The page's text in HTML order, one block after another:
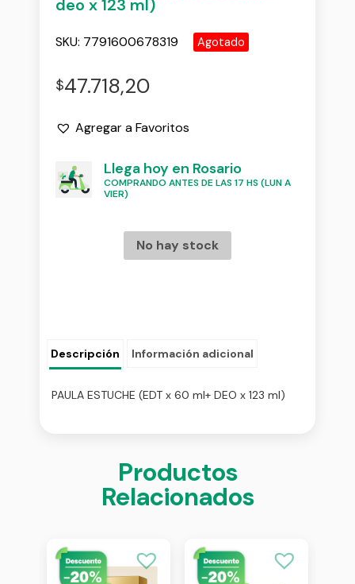
deo x 123 ml)
SKU: 7791600678319 Agotado
$47.718,20
Agregar a Favoritos
Llega hoy en Rosario
COMPRANDO ANTES DE LAS 17 HS (LUN A
VIER)
No hay stock
Descripción Información adicional
PAULA ESTUCHE (EDT x 60 ml+ DEO x 123 ml)
Productos
Relacionados